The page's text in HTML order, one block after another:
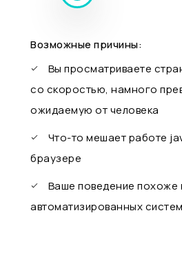
Возможные причины:
Вы просматриваете
со скоростью, намного
ожидаемую от человека
Что-то мешает работе
браузере
Ваше поведение похоже
автоматизированных систем